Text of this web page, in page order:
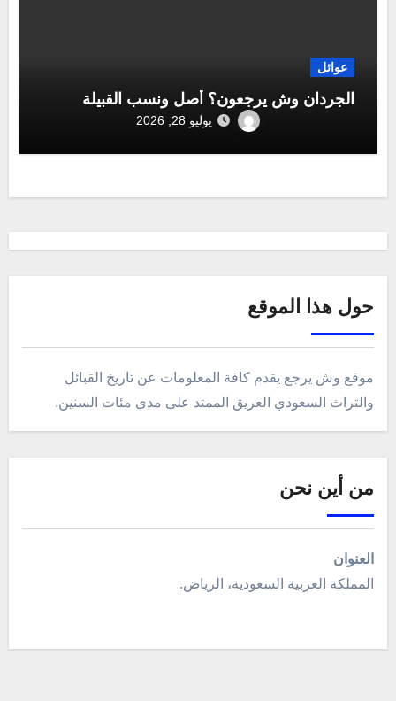
عوائل
الجردان وش يرجعون؟ أصل ونسب القبيلة
يوليو 28, 2026
حول هذا الموقع
موقع وش يرجع يقدم كافة المعلومات عن تاريخ القبائل
والتراث السعودي العريق الممتد على مدى مئات السنين.
من أين نحن
العنوان
المملكة العربية السعودية، الرياض.